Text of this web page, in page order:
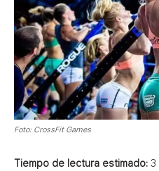
Foto: CrossFit Games
Tiempo de lectura estimado: 3